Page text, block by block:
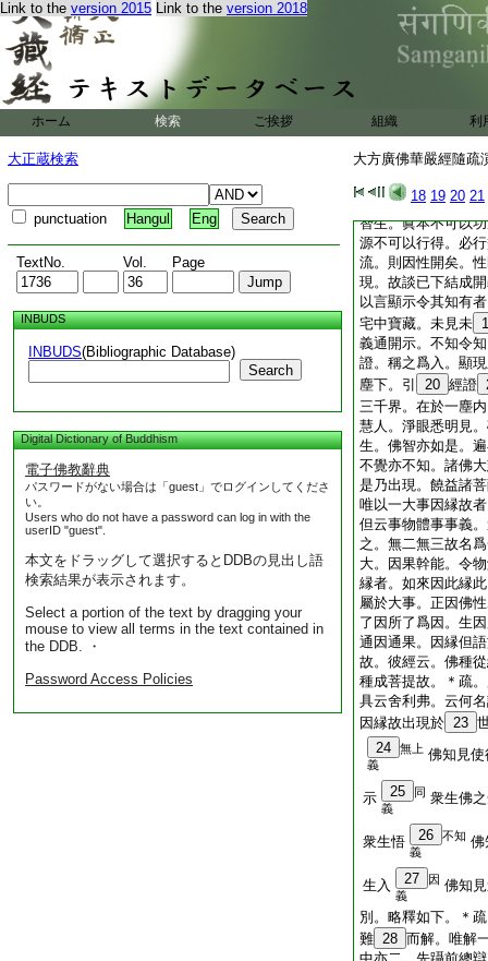
Link to the version 2015 Link to the version 2018
ホーム 検索 ご挨拶 組織 利
大正蔵検索
punctuation Hangul Eng
TextNo. Vol. Page
INBUDS
INBUDS(Bibliographic Database)
Search
Digital Dictionary of Buddhism
電子佛教辭典
パスワードがない場合は「guest」でログインしてくださ
い。
Users who do not have a password can log in with the
userID "guest".
本文をドラッグして選択するとDDBの見出し語
検索結果が表示されます。
Select a portion of the text by dragging your
mouse to view all terms in the text contained in
the DDB. ・
Password Access Policies
大方廣佛華嚴經隨疏
18 19 20 21
義。不 10 異分齊
理要。故別爲一門
總後別。總中先躡
覆彼因義。是
迷眞如以成名相故
而成妄想故。上對
矣。三今令下。正
相泯而 15 眞體 16
智生。眞本不可以
源不可以行得。必
流。則因性開矣。
現。故談已下結成
以言顯示令其知有
宅中寶藏。未見未
義通開示。不知令
證。稱之爲入。顯
塵下。引
20 經證
三千界。在於一塵
慧人。淨眼悉明見
生。佛智亦如是。
不覺亦不知。諸佛
是乃出現。饒益諸
唯以一大事因縁故
但云事物體事事義
之。無二無三故名
大。因果幹能。令
縁者。如來因此縁
屬於大事。正因佛
了因所了爲因。生
通因通果。因縁但
故。彼經云。佛種
種成菩提故。＊疏
具云舍利弗。云何
因縁故出現於 23
24
無上
義
佛知見
示 25
同
義
衆生佛
衆生悟 26
不知
義
佛
生入 27
因
義
佛知
別。略釋如下。＊
難 28 而解。唯解